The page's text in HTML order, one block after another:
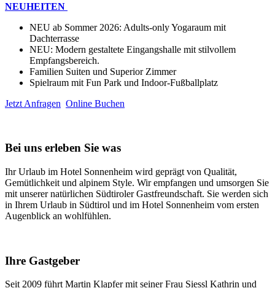
NEUHEITEN
NEU ab Sommer 2026: Adults-only Yogaraum mit
Dachterrasse
NEU: Modern gestaltete Eingangshalle mit stilvollem
Empfangsbereich.
Familien Suiten und Superior Zimmer
Spielraum mit Fun Park und Indoor-Fußballplatz
Jetzt Anfragen Online Buchen
Bei uns erleben Sie was
Ihr Urlaub im Hotel Sonnenheim wird geprägt von Qualität,
Gemütlichkeit und alpinem Style. Wir empfangen und umsorgen Sie
mit unserer natürlichen Südtiroler Gastfreundschaft. Sie werden sich
in Ihrem Urlaub in Südtirol und im Hotel Sonnenheim vom ersten
Augenblick an wohlfühlen.
Ihre Gastgeber
Seit 2009 führt Martin Klapfer mit seiner Frau Siessl Kathrin und